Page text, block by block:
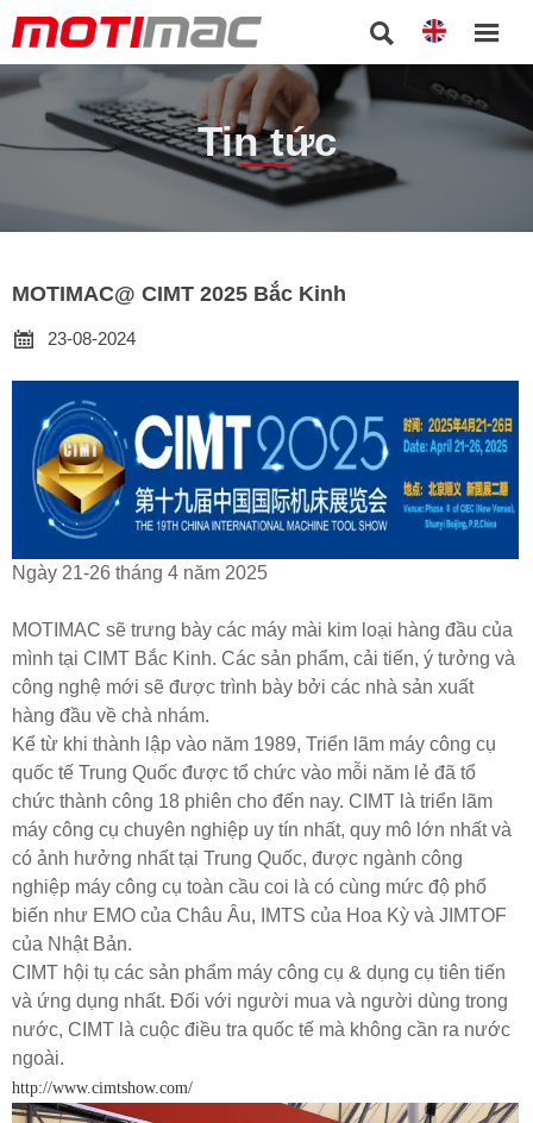
 
Tin tức
MOTIMAC@ CIMT 2025 Bắc Kinh

23-08-2024
Ngày 21-26 tháng 4 năm 2025
MOTIMAC sẽ trưng bày các máy mài kim loại hàng đầu của
mình tại CIMT Bắc Kinh. Các sản phẩm, cải tiến, ý tưởng và
công nghệ mới sẽ được trình bày bởi các nhà sản xuất
hàng đầu về chà nhám.
Kể từ khi thành lập vào năm 1989, Triển lãm máy công cụ
quốc tế Trung Quốc được tổ chức vào mỗi năm lẻ đã tổ
chức thành công 18 phiên cho đến nay. CIMT là triển lãm
máy công cụ chuyên nghiệp uy tín nhất, quy mô lớn nhất và
có ảnh hưởng nhất tại Trung Quốc, được ngành công
nghiệp máy công cụ toàn cầu coi là có cùng mức độ phổ
biến như EMO của Châu Âu, IMTS của Hoa Kỳ và JIMTOF
của Nhật Bản.
CIMT hội tụ các sản phẩm máy công cụ & dụng cụ tiên tiến
và ứng dụng nhất. Đối với người mua và người dùng trong
nước, CIMT là cuộc điều tra quốc tế mà không cần ra nước
ngoài.
http://www.cimtshow.com/